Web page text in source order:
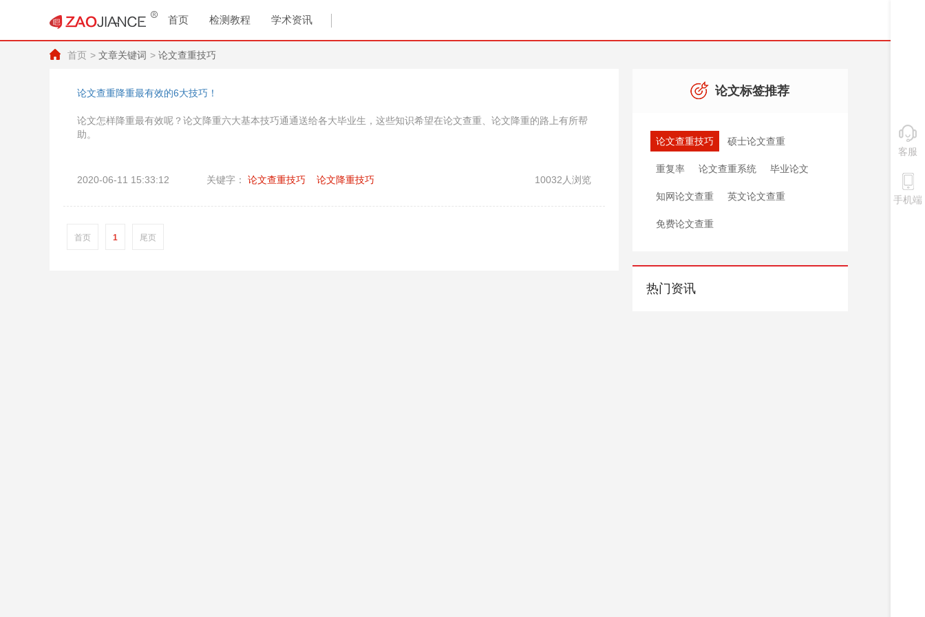
首页 检测教程 学术资讯
首页 文章关键词 论文查重技巧
论文查重降重最有效的6大技巧！
论文怎样降重最有效呢？论文降重六大基本技巧通通送给各大毕业生，这些知识希望在论文查重、论文降重的路上有所帮
助。
2020-06-11 15:33:12 关键字： 论文查重技巧 论文降重技巧 10032人浏览
首页 1 尾页
论文标签推荐
论文查重技巧 硕士论文查重
重复率 论文查重系统 毕业论文
知网论文查重 英文论文查重
免费论文查重
热门资讯
客服
手机端